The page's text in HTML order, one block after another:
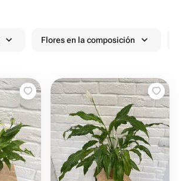
Flores en la composición